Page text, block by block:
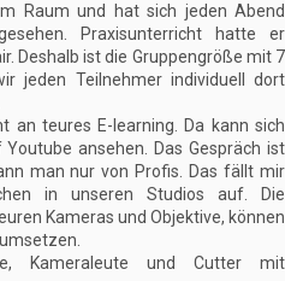
Raum und hat sich jeden Abend
Praxisunterricht hatte er
Deshalb ist die Gruppengröße mit 7
jeden Teilnehmer individuell dort
an teures E-learning. Da kann sich
ansehen. Das Gespräch ist
man nur von Profis. Das fällt mir
in unseren Studios auf. Die
Kameras und Objektive, können
Kameraleute und Cutter mit